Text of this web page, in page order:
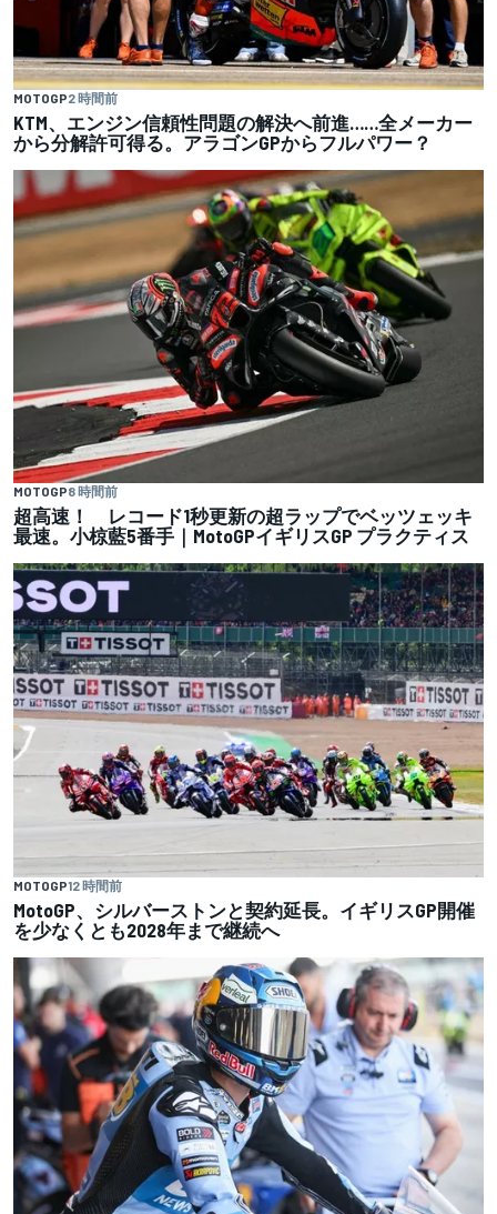
MOTOGP2 時間前
KTM、エンジン信頼性問題の解決へ前進……全メーカー
から分解許可得る。アラゴンGPからフルパワー？
MOTOGP8 時間前
超高速！ レコード1秒更新の超ラップでベッツェッキ
最速。小椋藍5番手｜MotoGPイギリスGP プラクティス
MOTOGP12 時間前
MotoGP、シルバーストンと契約延長。イギリスGP開催
を少なくとも2028年まで継続へ